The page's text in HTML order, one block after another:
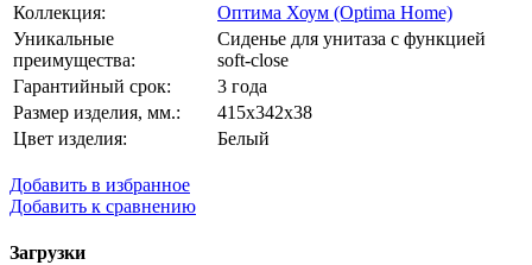
Коллекция:
Оптима Хоум (Optima Home)
Уникальные
преимущества:
Сиденье для унитаза с функцией
soft-close
Гарантийный срок:
3 года
Размер изделия, мм.:
415х342х38
Цвет изделия:
Белый
Добавить в избранное
Добавить к сравнению
Загрузки